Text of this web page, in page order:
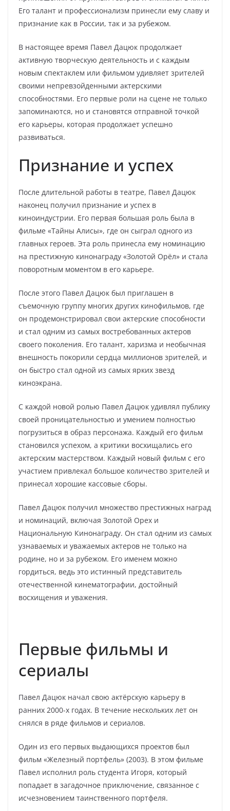
Его талант и профессионализм принесли ему славу и
признание как в России, так и за рубежом.
В настоящее время Павел Дацюк продолжает
активную творческую деятельность и с каждым
новым спектаклем или фильмом удивляет зрителей
своими непревзойденными актерскими
способностями. Его первые роли на сцене не только
запоминаются, но и становятся отправной точкой
его карьеры, которая продолжает успешно
развиваться.
Признание и успех
После длительной работы в театре, Павел Дацюк
наконец получил признание и успех в
киноиндустрии. Его первая большая роль была в
фильме «Тайны Алисы», где он сыграл одного из
главных героев. Эта роль принесла ему номинацию
на престижную кинонаграду «Золотой Орёл» и стала
поворотным моментом в его карьере.
После этого Павел Дацюк был приглашен в
съемочную группу многих других кинофильмов, где
он продемонстрировал свои актерские способности
и стал одним из самых востребованных актеров
своего поколения. Его талант, харизма и необычная
внешность покорили сердца миллионов зрителей, и
он быстро стал одной из самых ярких звезд
киноэкрана.
С каждой новой ролью Павел Дацюк удивлял публику
своей проницательностью и умением полностью
погрузиться в образ персонажа. Каждый его фильм
становился успехом, а критики восхищались его
актерским мастерством. Каждый новый фильм с его
участием привлекал большое количество зрителей и
принесал хорошие кассовые сборы.
Павел Дацюк получил множество престижных наград
и номинаций, включая Золотой Орех и
Национальную Кинонаграду. Он стал одним из самых
узнаваемых и уважаемых актеров не только на
родине, но и за рубежом. Его именем можно
гордиться, ведь это истинный представитель
отечественной кинематографии, достойный
восхищения и уважения.
Первые фильмы и
сериалы
Павел Дацюк начал свою актёрскую карьеру в
ранних 2000-х годах. В течение нескольких лет он
снялся в ряде фильмов и сериалов.
Один из его первых выдающихся проектов был
фильм «Железный портфель» (2003). В этом фильме
Павел исполнил роль студента Игоря, который
попадает в загадочное приключение, связанное с
исчезновением таинственного портфеля.